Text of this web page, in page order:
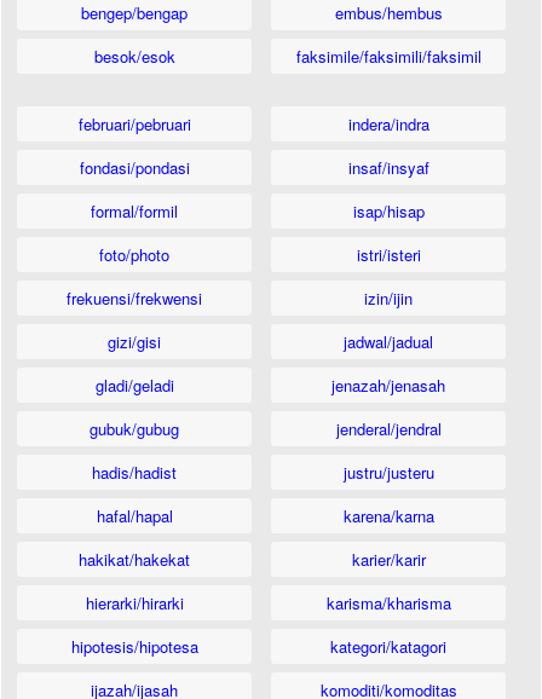
bengep/bengap
besok/esok
embus/hembus
faksimile/faksimili/faksimil
februari/pebruari
fondasi/pondasi
formal/formil
foto/photo
frekuensi/frekwensi
gizi/gisi
gladi/geladi
gubuk/gubug
hadis/hadist
hafal/hapal
hakikat/hakekat
hierarki/hirarki
hipotesis/hipotesa
ijazah/ijasah
indera/indra
insaf/insyaf
isap/hisap
istri/isteri
izin/ijin
jadwal/jadual
jenazah/jenasah
jenderal/jendral
justru/justeru
karena/karna
karier/karir
karisma/kharisma
kategori/katagori
komoditi/komoditas